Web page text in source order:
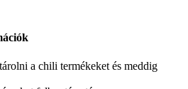
a chili termékeket és meddig